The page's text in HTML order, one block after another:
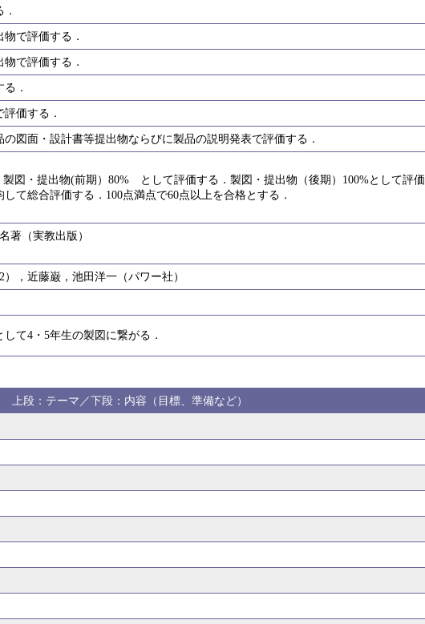
で評価する．
で評価する．
．
価する．
図面・設計書等提出物ならびに製品の説明発表で評価する．
図・提出物(前期）80% として評価する．製図・提出物（後期）100%として評価
て総合評価する．100点満点で60点以上を合格とする．
著（実教出版）
，近藤巌，池田洋一（パワー社）
て4・5年生の製図に繋がる．
上段：テーマ／下段：内容（目標、準備など）